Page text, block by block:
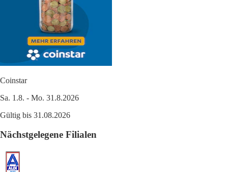
Coinstar
Sa. 1.8. - Mo. 31.8.2026
Gültig bis 31.08.2026
Nächstgelegene Filialen